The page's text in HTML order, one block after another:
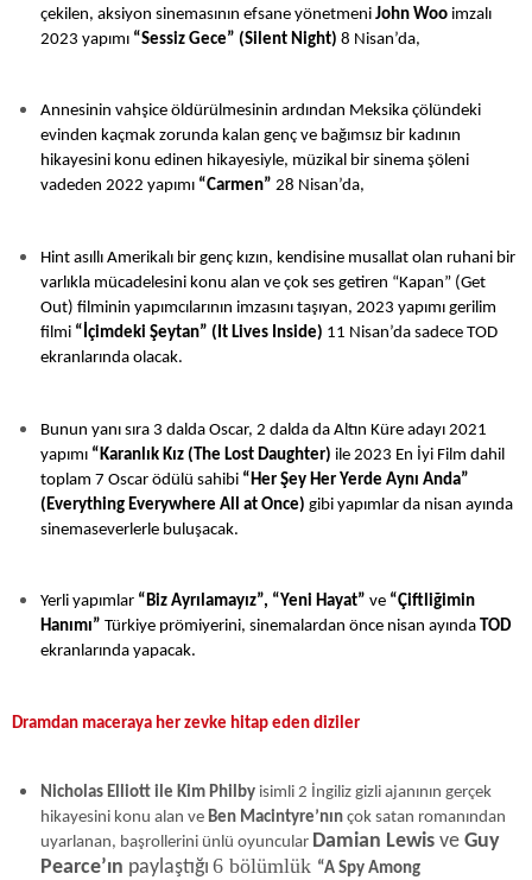
çekilen, aksiyon sinemasının efsane yönetmeni John Woo imzalı
2023 yapımı “Sessiz Gece” (Silent Night) 8 Nisan’da,
Annesinin vahşice öldürülmesinin ardından Meksika çölündeki
evinden kaçmak zorunda kalan genç ve bağımsız bir kadının
hikayesini konu edinen hikayesiyle, müzikal bir sinema şöleni
vadeden 2022 yapımı “Carmen” 28 Nisan’da,
Hint asıllı Amerikalı bir genç kızın, kendisine musallat olan ruhani bir
varlıkla mücadelesini konu alan ve çok ses getiren “Kapan” (Get
Out) filminin yapımcılarının imzasını taşıyan, 2023 yapımı gerilim
filmi “İçimdeki Şeytan” (It Lives Inside) 11 Nisan’da sadece TOD
ekranlarında olacak.
Bunun yanı sıra 3 dalda Oscar, 2 dalda da Altın Küre adayı 2021
yapımı “Karanlık Kız (The Lost Daughter) ile 2023 En İyi Film dahil
toplam 7 Oscar ödülü sahibi “Her Şey Her Yerde Aynı Anda”
(Everything Everywhere All at Once) gibi yapımlar da nisan ayında
sinemaseverlerle buluşacak.
Yerli yapımlar “Biz Ayrılamayız”, “Yeni Hayat” ve “Çiftliğimin
Hanımı” Türkiye prömiyerini, sinemalardan önce nisan ayında TOD
ekranlarında yapacak.
Dramdan maceraya her zevke hitap eden diziler
Nicholas Elliott ile Kim Philby isimli 2 İngiliz gizli ajanının gerçek
hikayesini konu alan ve Ben Macintyre’nın çok satan romanından
uyarlanan, başrollerini ünlü oyuncular Damian Lewis ve Guy
Pearce’ın paylaştığı 6 bölümlük “A Spy Among